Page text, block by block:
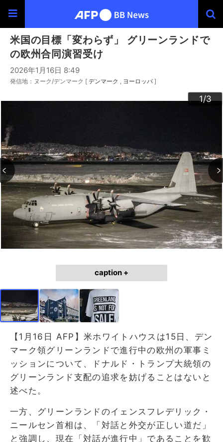
米国の目標「変わらず」 グリーンランドで
の欧州合同演習受け
2026年1月16日 8:49
発信地：ヌーク/デンマーク [ デンマーク ヨーロッパ ]
1/3
2/3
3/3
caption +
【1月16日 AFP】米ホワイトハウスは15日、デン
マーク領グリーンランドで進行中の欧州の軍事ミ
ッションについて、ドナルド・トランプ大統領の
グリーンランド支配の追求を妨げることはないと
述べた。
一方、グリーンランドのイェンスフレデリック・
ニールセン首相は、「対話と外交が正しい道だ」
と強調し、現在「対話が進行中」であることを歓